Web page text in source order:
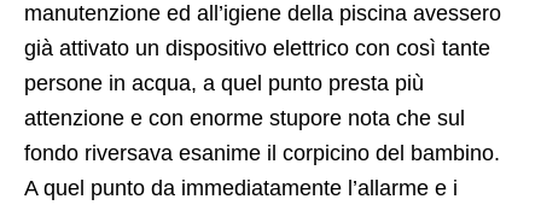
manutenzione ed all’igiene della piscina avessero
già attivato un dispositivo elettrico con così tante
persone in acqua, a quel punto presta più
attenzione e con enorme stupore nota che sul
fondo riversava esanime il corpicino del bambino.
A quel punto da immediatamente l’allarme e i